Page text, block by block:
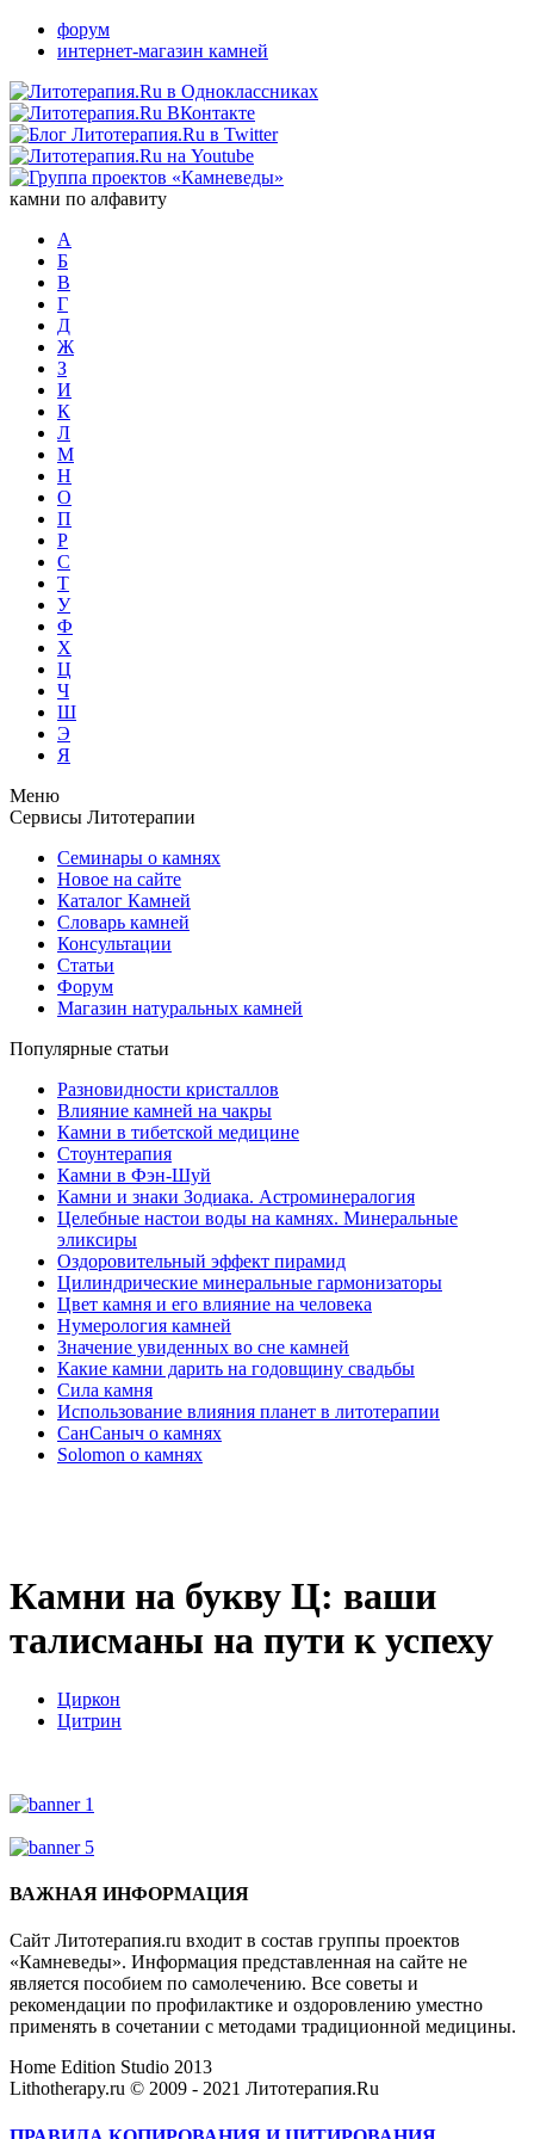
форум
интернет-магазин камней
камни по алфавиту
А
Б
В
Г
Д
Ж
З
И
К
Л
М
Н
О
П
Р
С
Т
У
Ф
Х
Ц
Ч
Ш
Э
Я
Меню
Сервисы Литотерапии
Семинары о камнях
Новое на сайте
Каталог Камней
Словарь камней
Консультации
Статьи
Форум
Магазин натуральных камней
Популярные статьи
Разновидности кристаллов
Влияние камней на чакры
Камни в тибетской медицине
Стоунтерапия
Камни в Фэн-Шуй
Камни и знаки Зодиака. Астроминералогия
Целебные настои воды на камнях. Минеральные
эликсиры
Оздоровительный эффект пирамид
Цилиндрические минеральные гармонизаторы
Цвет камня и его влияние на человека
Нумерология камней
Значение увиденных во сне камней
Какие камни дарить на годовщину свадьбы
Cила камня
Использование влияния планет в литотерапии
СанСаныч о камнях
Solomon о камнях
Камни на букву Ц: ваши
талисманы на пути к успеху
Циркон
Цитрин
ВАЖНАЯ ИНФОРМАЦИЯ
Сайт Литотерапия.ru входит в состав группы проектов
«Камневеды». Информация представленная на сайте не
является пособием по самолечению. Все советы и
рекомендации по профилактике и оздоровлению уместно
применять в сочетании с методами традиционной медицины.
Home Edition Studio 2013
Lithotherapy.ru © 2009 - 2021 Литотерапия.Ru